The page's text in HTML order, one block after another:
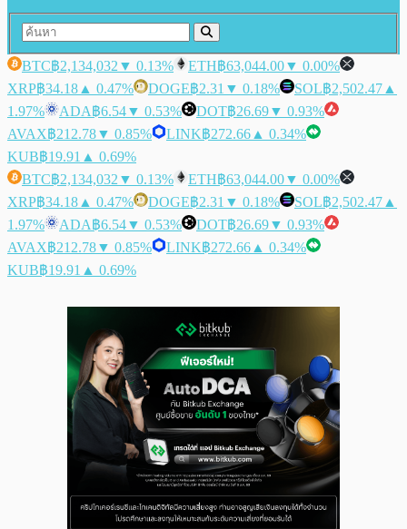
BTC฿2,134,032 ▼ 0.13% ETH฿63,044.00▼ 0.00%
XRP฿34.18 ▲ 0.47% DOGE฿2.31 ▼ 0.18% SOL฿2,502.47 ▲
1.97%
ADA฿6.54▼ 0.53% DOT฿26.69▼ 0.93%
AVAX฿212.78▼ 0.85% LINK฿272.66 ▲ 0.34%
KUB฿19.91 ▲ 0.69%
BTC฿2,134,032 ▼ 0.13% ETH฿63,044.00▼ 0.00%
XRP฿34.18 ▲ 0.47% DOGE฿2.31 ▼ 0.18% SOL฿2,502.47 ▲
1.97%
ADA฿6.54▼ 0.53% DOT฿26.69▼ 0.93%
AVAX฿212.78▼ 0.85% LINK฿272.66 ▲ 0.34%
KUB฿19.91 ▲ 0.69%